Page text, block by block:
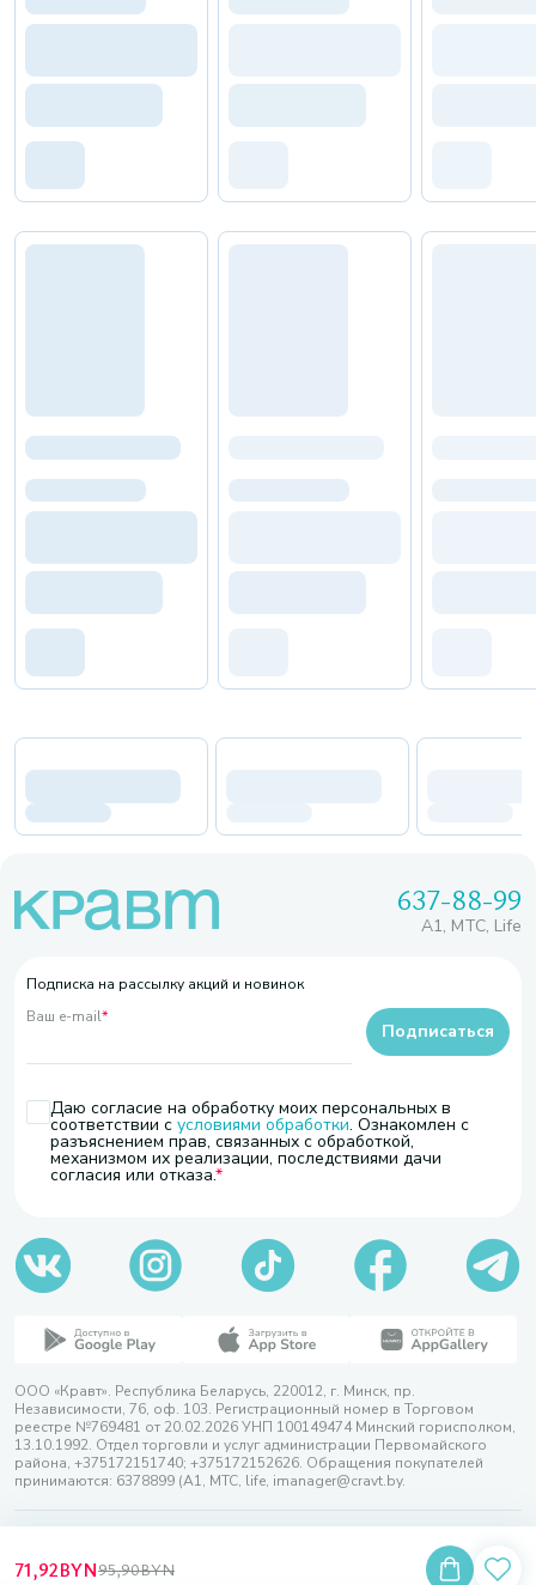
71,92BYN95,90BYN
637-88-99
A1, МТС, Life
Подписка на рассылку акций и новинок
Ваш e-mail*
Даю согласие на обработку моих персональных в
соответствии с условиями обработки. Ознакомлен с
разъяснением прав, связанных с обработкой,
механизмом их реализации, последствиями дачи
согласия или отказа.
Подписаться
ООО «Кравт». Республика Беларусь, 220012, г. Минск, пр.
Независимости, 76, оф. 103. Регистрационный номер в Торговом
реестре №769481 от 20.02.2026 УНП 100149474 Минский горисполком,
13.10.1992. Отдел торговли и услуг администрации Первомайского
района, +375172151740; +375172152626. Обращения покупателей
принимаются: 6378899 (А1, МТС, life, imanager@cravt.by.
Разработка сайта — SLAM